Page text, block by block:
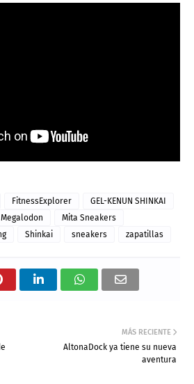
FitnessExplorer
GEL-KENUN SHINKAI
Megalodon
Mita Sneakers
Shinkai sneakers zapatillas
MÁS RECIENTE
AltonaDock ya tiene su nueva
aventura